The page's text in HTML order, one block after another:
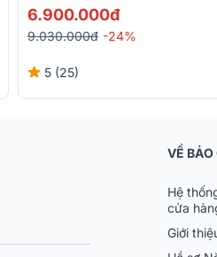
6.900.000đ
9.030.000đ -24%
5 (25)
VỀ BẢO
Hệ
cửa
Giới